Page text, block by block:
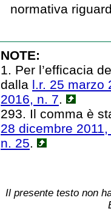
normativa
NOTE:
1. Per l’efficacia
dalla l.r. 25 marzo
2016, n. 7.
293. Il comma è
28 dicembre
n. 25.
Il presente testo non